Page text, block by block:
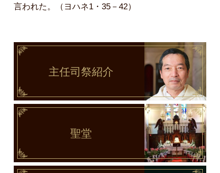
言われた。（ヨハネ1・35－42）
主任司祭紹介
聖堂